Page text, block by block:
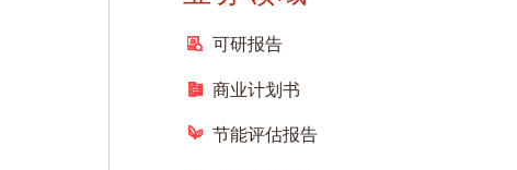
可研报告
商业计划书
节能评估报告